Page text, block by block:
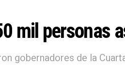
mil personas
gobernadores de la